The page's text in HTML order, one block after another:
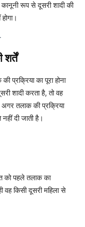
रूप से दूसरी शादी की
शर्तें
प्रक्रिया का पूरा होना
शादी करता है, तो वह
तलाक की प्रक्रिया
दी जाती है।
को पहले तलाक का
वह किसी दूसरी महिला से